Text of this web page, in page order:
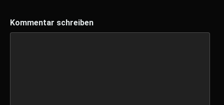
Kommentar schreiben